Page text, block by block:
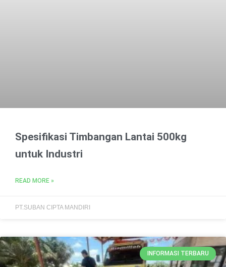
Spesifikasi Timbangan Lantai 500kg
untuk Industri
READ MORE »
PT.SUBAN CIPTA MANDIRI
INFORMASI TERBARU